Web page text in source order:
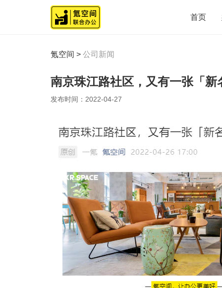
首页
氪空间 > 公司新闻
南京珠江路社区，又有一张「新
发布时间： 2022-04-27